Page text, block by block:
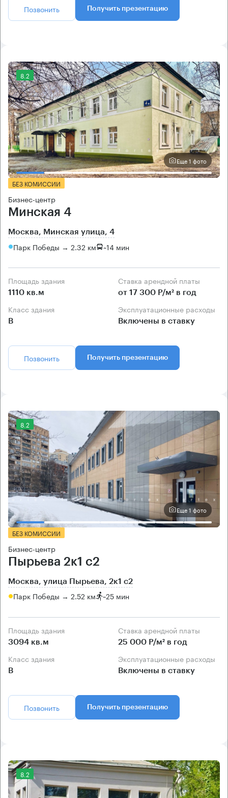
Позвонить Получить презентацию
8.2
Еще 1 фото
БЕЗ КОМИССИИ
Бизнес-центр
Минская 4
Москва, Минская улица, 4
Парк Победы → 2.32 км ~14 мин
Площадь здания
1110 кв.м
Ставка арендной платы
от 17 300 Р/м² в год
Класс здания
B
Эксплуатационные расходы
Включены в ставку
Позвонить Получить презентацию
8.2
Еще 1 фото
БЕЗ КОМИССИИ
Бизнес-центр
Пырьева 2к1 с2
Москва, улица Пырьева, 2к1 с2
Парк Победы → 2.52 км ~25 мин
Площадь здания
3094 кв.м
Ставка арендной платы
25 000 Р/м² в год
Класс здания
B
Эксплуатационные расходы
Включены в ставку
Позвонить Получить презентацию
8.2